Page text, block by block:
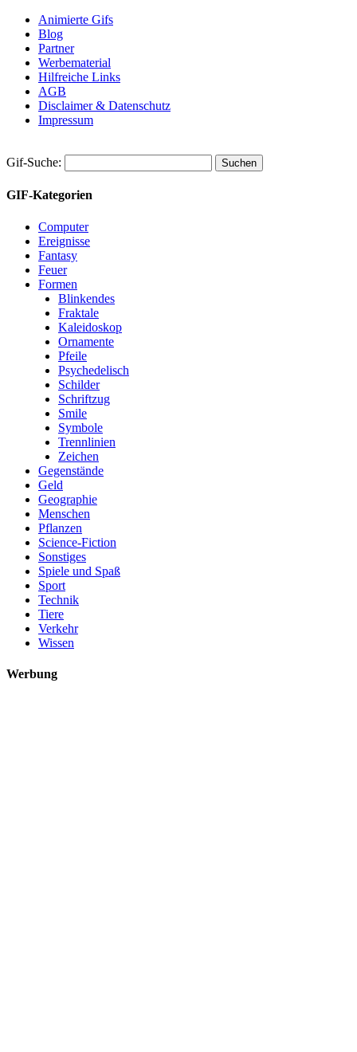
Animierte Gifs
Blog
Partner
Werbematerial
Hilfreiche Links
AGB
Disclaimer & Datenschutz
Impressum
Gif-Suche:
GIF-Kategorien
Computer
Ereignisse
Fantasy
Feuer
Formen
Blinkendes
Fraktale
Kaleidoskop
Ornamente
Pfeile
Psychedelisch
Schilder
Schriftzug
Smile
Symbole
Trennlinien
Zeichen
Gegenstände
Geld
Geographie
Menschen
Pflanzen
Science-Fiction
Sonstiges
Spiele und Spaß
Sport
Technik
Tiere
Verkehr
Wissen
Werbung